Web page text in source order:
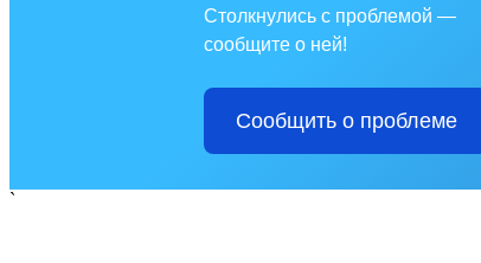
Столкнулись с проблемой —
сообщите о ней!
Сообщить о проблеме
`